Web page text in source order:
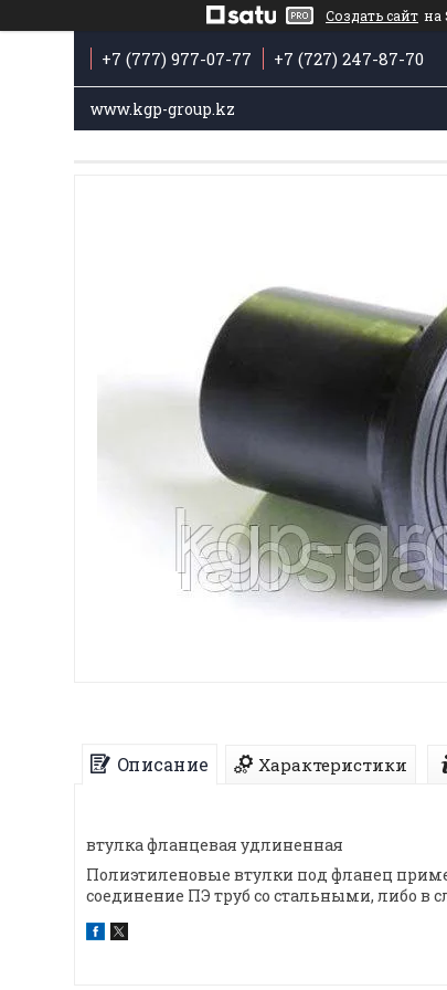
Создать сайт на
+7 (777) 977-07-77 +7 (727) 247-87-70
www.kgp-group.kz
Описание Характеристики
втулка фланцевая удлиненная
Полиэтиленовые втулки под фланец
соединение ПЭ труб со стальными, либо в